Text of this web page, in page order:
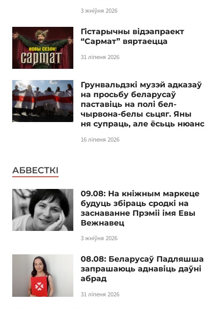
3 жніўня 2026
Гістарычны відэапраект
“Сармат” вяртаецца
31 ліпеня 2026
Грунвальдзкі музэй адказаў
на просьбу беларусаў
паставіць на полі бел-
чырвона-белы сьцяг. Яны
ня супраць, але ёсьць нюанс
16 ліпеня 2026
АБВЕСТКІ
09.08: На кніжным маркеце
будуць збіраць сродкі на
заснаванне Прэміі імя Евы
Вежнавец
3 жніўня 2026
08.08: Беларусаў Падляшша
запрашаюць аднавіць даўні
абрад
31 ліпеня 2026